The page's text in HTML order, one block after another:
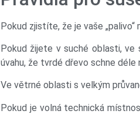
Pokud zjistíte, že je vaše
Pokud žijete v suché oblasti, ve
úvahu, že tvrdé dřevo schne
Ve větrné oblasti s velkým
Pokud je volná technická